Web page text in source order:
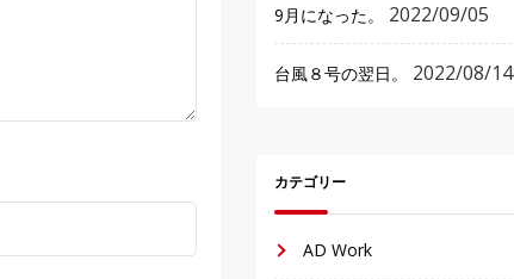
9月になった。 2022/09/05
台風８号の翌日。 2022/08/14
カテゴリー
AD Work